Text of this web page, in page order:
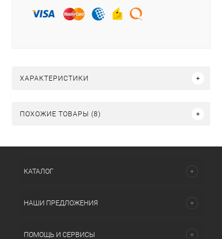
ХАРАКТЕРИСТИКИ
ПОХОЖИЕ ТОВАРЫ (8)
КАТАЛОГ
НАШИ ПРЕДЛОЖЕНИЯ
ПОМОЩЬ И СЕРВИСЫ